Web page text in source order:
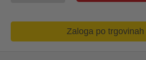
Zaloga po trgovinah